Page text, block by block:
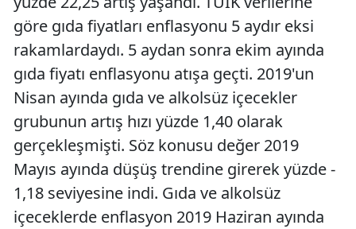
göre gıda fiyatları enflasyonu 5 aydır eksi
rakamlardaydı. 5 aydan sonra ekim ayında
gıda fiyatı enflasyonu atışa geçti. 2019'un
Nisan ayında gıda ve alkolsüz içecekler
grubunun artış hızı yüzde 1,40 olarak
gerçekleşmişti. Söz konusu değer 2019
Mayıs ayında düşüş trendine girerek yüzde -
1,18 seviyesine indi. Gıda ve alkolsüz
içeceklerde enflasyon 2019 Haziran ayında